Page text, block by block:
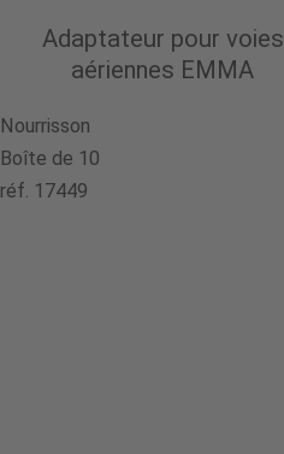
Adaptateur pour voies
aériennes EMMA
Nourrisson
Boîte de 10
réf. 17449